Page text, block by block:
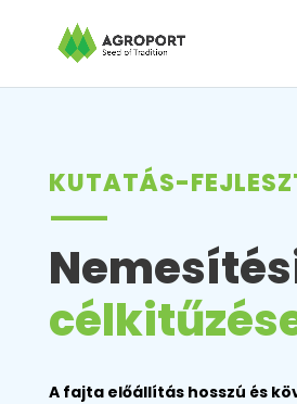
KUTATÁS-
——–
A fajta előállítás hosszú és